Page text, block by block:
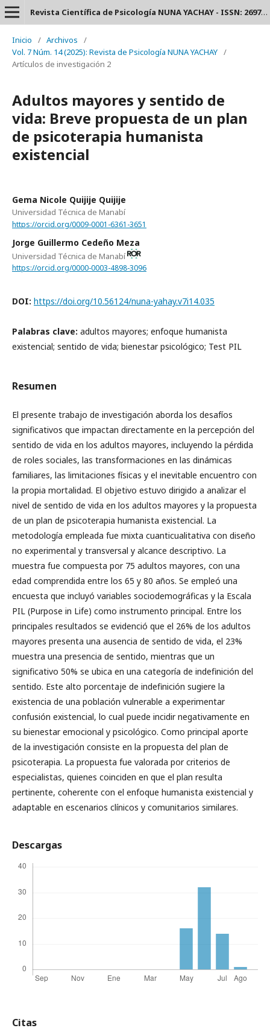
Revista Científica de Psicología NUNA YACHAY - ISSN: 2697-3588.
Inicio / Archivos
/
Vol. 7 Núm. 14 (2025): Revista de Psicología NUNA YACHAY /
Artículos de investigación 2
Adultos mayores y sentido de
vida: Breve propuesta de un plan
de psicoterapia humanista
existencial
Gema Nicole Quijije Quijije
Universidad Técnica de Manabí
https://orcid.org/0009-0001-6361-3651
Jorge Guillermo Cedeño Meza
Universidad Técnica de Manabí
https://orcid.org/0000-0003-4898-3096
DOI: https://doi.org/10.56124/nuna-yahay.v7i14.035
Palabras clave: adultos mayores; enfoque humanista
existencial; sentido de vida; bienestar psicológico; Test PIL
Resumen
El presente trabajo de investigación aborda los desafíos
significativos que impactan directamente en la percepción del
sentido de vida en los adultos mayores, incluyendo la pérdida
de roles sociales, las transformaciones en las dinámicas
familiares, las limitaciones físicas y el inevitable encuentro con
la propia mortalidad. El objetivo estuvo dirigido a analizar el
nivel de sentido de vida en los adultos mayores y la propuesta
de un plan de psicoterapia humanista existencial. La
metodología empleada fue mixta cuanticualitativa con diseño
no experimental y transversal y alcance descriptivo. La
muestra fue compuesta por 75 adultos mayores, con una
edad comprendida entre los 65 y 80 años. Se empleó una
encuesta que incluyó variables sociodemográficas y la Escala
PIL (Purpose in Life) como instrumento principal. Entre los
principales resultados se evidenció que el 26% de los adultos
mayores presenta una ausencia de sentido de vida, el 23%
muestra una presencia de sentido, mientras que un
significativo 50% se ubica en una categoría de indefinición del
sentido. Este alto porcentaje de indefinición sugiere la
existencia de una población vulnerable a experimentar
confusión existencial, lo cual puede incidir negativamente en
su bienestar emocional y psicológico. Como principal aporte
de la investigación consiste en la propuesta del plan de
psicoterapia. La propuesta fue valorada por criterios de
especialistas, quienes coinciden en que el plan resulta
pertinente, coherente con el enfoque humanista existencial y
adaptable en escenarios clínicos y comunitarios similares.
Descargas
Citas